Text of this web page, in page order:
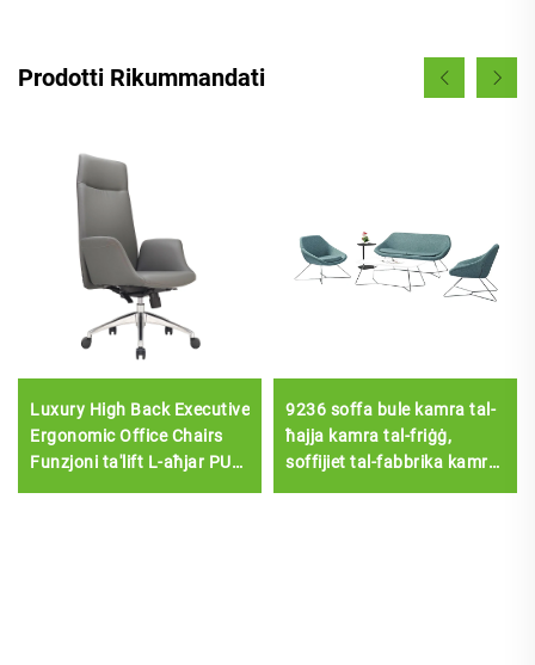
Prodotti Rikummandati
Luxury High Back Executive
Ergonomic Office Chairs
Funzjoni ta'lift L-aħjar PU
9236 soffa bule kamra tal-
ħajja kamra tal-friġġ,
soffijiet tal-fabbrika kamra